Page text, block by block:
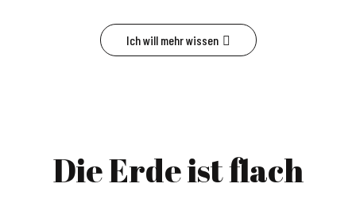
Ich will mehr wissen
Die Erde ist flach